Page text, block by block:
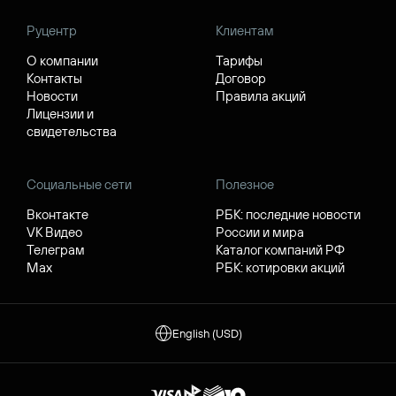
Руцентр
О компании
Контакты
Новости
Лицензии и
свидетельства
Клиентам
Тарифы
Договор
Правила акций
Социальные сети
Вконтакте
VK Видео
Телеграм
Max
Полезное
РБК: последние новости
России и мира
Каталог компаний РФ
РБК: котировки акций
English (USD)